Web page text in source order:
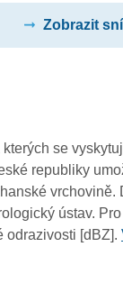
Zobrazit
se
republiky
ústav.
odrazivosti [dBZ].